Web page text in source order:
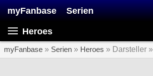
myFanbase Serien
Heroes
myFanbase » Serien » Heroes » Darsteller »
SERIEN